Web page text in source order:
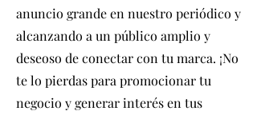
anuncio grande en nuestro periódico y
alcanzando a un público amplio y
deseoso de conectar con tu marca. ¡No
te lo pierdas para promocionar tu
negocio y generar interés en tus